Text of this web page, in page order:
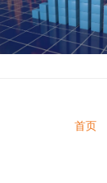
首页